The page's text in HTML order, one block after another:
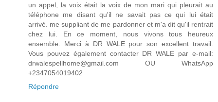
un appel, la voix était la voix de mon mari qui pleurait au
téléphone me disant qu'il ne savait pas ce qui lui était
arrivé. me suppliant de me pardonner et m'a dit qu'il rentrait
chez lui. En ce moment, nous vivons tous heureux
ensemble. Merci à DR WALE pour son excellent travail.
Vous pouvez également contacter DR WALE par e-mail:
drwalespellhome@gmail.com OU WhatsApp
+2347054019402
Répondre